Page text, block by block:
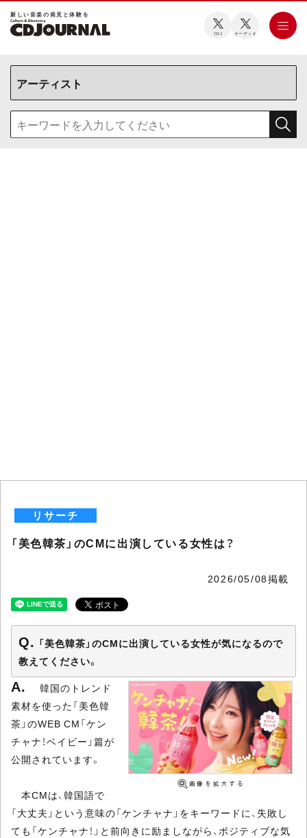
新しい⾳楽の発⾒と体験を
CDJ オーディオ
リサーチ
「美色韓茶」のCMに出演している女性は？
2026/05/08掲載
「美色韓茶」のCMに出演している女性が気になるので
教えてください。
韓国のトレンド
素材を使った「美色韓
茶」のWEB CM「ケン
チャナ！ベイビー」篇が
公開されています。
本CMは、韓国語で
「大丈夫」という意味の「ケンチャナ」をキーワードに、失敗し
ても「ケンチャナ！」と前向きに励ましながら、ポジティブな気